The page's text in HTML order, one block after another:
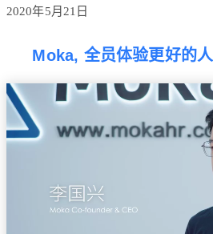
2020年5月21日
Moka, 全员体验更好的